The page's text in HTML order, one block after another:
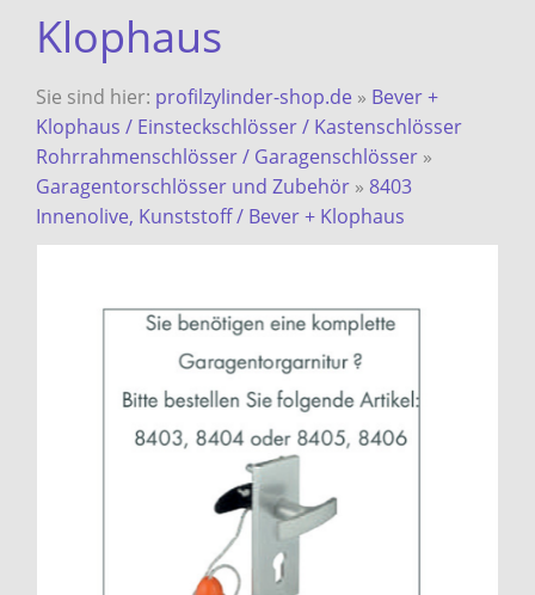
Klophaus
Sie sind hier: profilzylinder-shop.de » Bever +
Klophaus / Einsteckschlösser / Kastenschlösser
Rohrrahmenschlösser / Garagenschlösser »
Garagentorschlösser und Zubehör » 8403
Innenolive, Kunststoff / Bever + Klophaus